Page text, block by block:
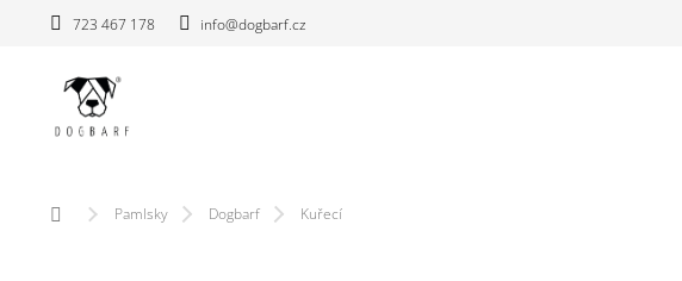
723 467 178 info@dogbarf.cz
Domů Pamlsky Dogbarf Kuřecí